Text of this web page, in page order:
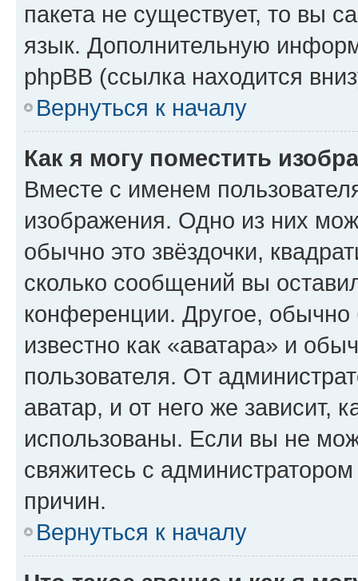
пакета не существует, то вы
язык. Дополнительную
phpBB (ссылка находится
Вернуться к началу
Как я могу поместить
Вместе с именем
изображения. Одно из них
обычно это звёздочки,
сколько сообщений вы
конференции. Другое,
известно как «аватара» и
пользователя. От
аватар, и от него же зависит,
использованы. Если вы не
свяжитесь с
причин.
Вернуться к началу